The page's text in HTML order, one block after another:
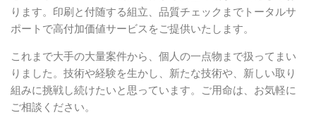
ります。印刷と付随する組立、品質チェックまでトータルサ
ポートで高付加価値サービスをご提供いたします。
これまで大手の大量案件から、個人の一点物まで扱ってまい
りました。技術や経験を生かし、新たな技術や、新しい取り
組みに挑戦し続けたいと思っています。ご用命は、お気軽に
ご相談ください。